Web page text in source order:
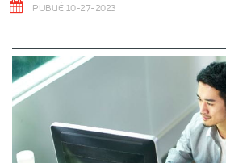
PUBLIÉ 10-27-2023